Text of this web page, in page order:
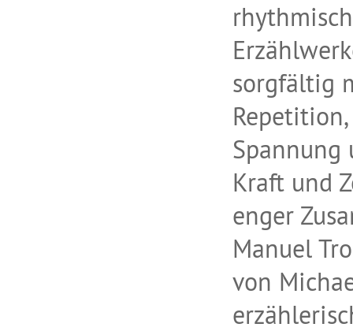
sorgfältig
Spannung
Kraft und
enger
Manuel
von